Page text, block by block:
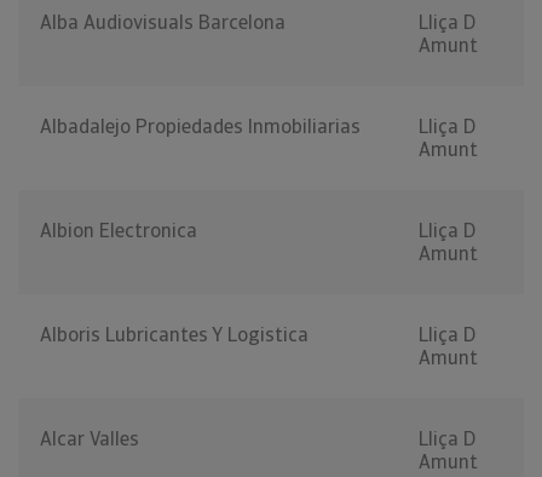
Alba Audiovisuals Barcelona
Lliça D
Amunt
Albadalejo Propiedades Inmobiliarias
Lliça D
Amunt
Albion Electronica
Lliça D
Amunt
Alboris Lubricantes Y Logistica
Lliça D
Amunt
Alcar Valles
Lliça D
Amunt